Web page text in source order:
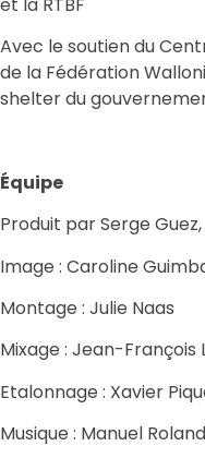
Avec le soutien du
de la Fédération
shelter du
Équipe
Produit par Serge
Image : Caroline
Montage : Julie Naas
Mixage : Jean-François
Etalonnage : Xavier
Musique : Manuel Roland